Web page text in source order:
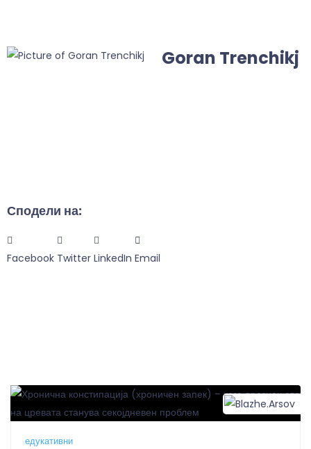
Goran Trenchikj
Сподели на:
Facebook Twitter LinkedIn Email
едукативни